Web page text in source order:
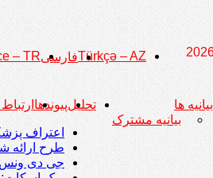
Türkçə – AZفارسی– TR
بیانیه ها
بیانیه مشترک
تحلیلپیوندها
اعتراف
طرح ارائه
جی دی ونس: